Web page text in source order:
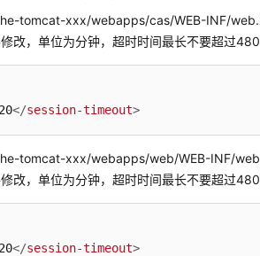
tomcat-xxx/webapps/cas/WEB-INF/
改，单位为分钟，超时时间最长不要超过480
20</session-timeout>
tomcat-xxx/webapps/web/WEB-INF/
改，单位为分钟，超时时间最长不要超过480
20</session-timeout>